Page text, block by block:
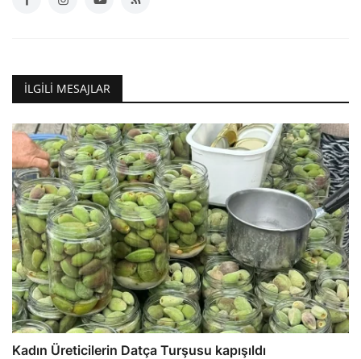
İLGILI MESAJLAR
Kadın Üreticilerin Datça Turşusu kapışıldı